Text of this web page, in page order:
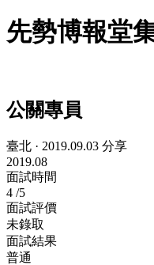
先勢博報堂
公關專員
臺北 · 2019.09.03 分享
2019.08
面試時間
4 /5
面試評價
未錄取
面試結果
普通